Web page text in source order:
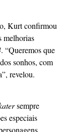
Kurt confirmou
melhorias
. “Queremos que
sonhos, com
revelou.
sempre
especiais